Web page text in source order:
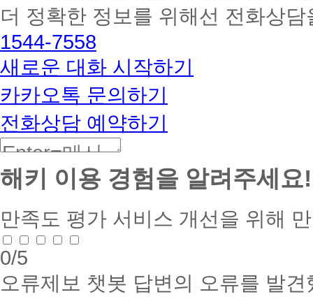
토
커
BETA
더 정확한 정보를 위해선 전화상
1544-7558
새로운 대화 시작하기
카카오톡 문의하기
전화상담 예약하기
해키 이용 경험을 알려주세요!
만족도 평가 서비스 개선을 위해
0/5
오류제보 챗봇 답변의 오류를 발